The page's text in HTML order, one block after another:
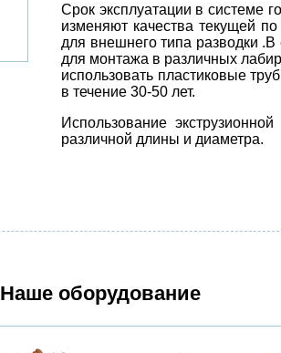
Срок эксплуатации в системе
изменяют качества текущей
для внешнего типа разводки
для монтажа в различных
использовать пластиковые
в течение 30-50 лет.
Использование
различной длины и диаметра.
Наше оборудование